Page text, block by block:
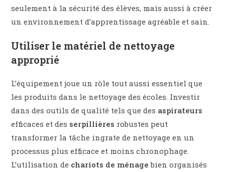
seulement à la sécurité des élèves, mais aussi à créer
un environnement d’apprentissage agréable et sain.
Utiliser le matériel de nettoyage
approprié
L’équipement joue un rôle tout aussi essentiel que
les produits dans le nettoyage des écoles. Investir
dans des outils de qualité tels que des aspirateurs
efficaces et des serpillières robustes peut
transformer la tâche ingrate de nettoyage en un
processus plus efficace et moins chronophage.
L’utilisation de chariots de ménage bien organisés